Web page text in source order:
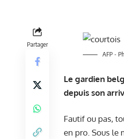
Partager
AFP -
Le gardien
depuis son
Fautif ou pas,
en pro. Sous le